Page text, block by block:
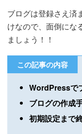
ブログは登録さえ済
けなので、面倒にな
ましょう！！
この記事の内容
WordPressで
ブログの作成
初期設定まで